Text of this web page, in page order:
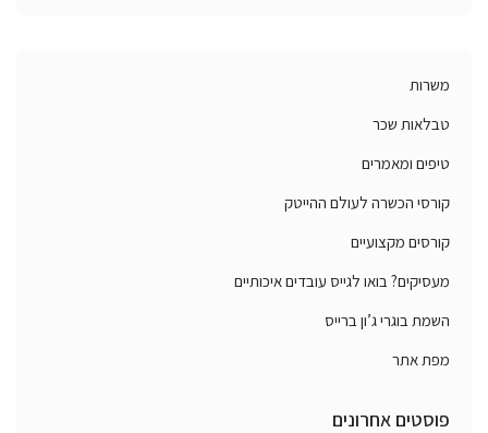
משרות
טבלאות שכר
טיפים ומאמרים
קורסי הכשרה לעולם ההייטק
קורסים מקצועיים
מעסיקים? בואו לגייס עובדים איכותיים
השמת בוגרי ג’ון ברייס
מפת אתר
פוסטים אחרונים